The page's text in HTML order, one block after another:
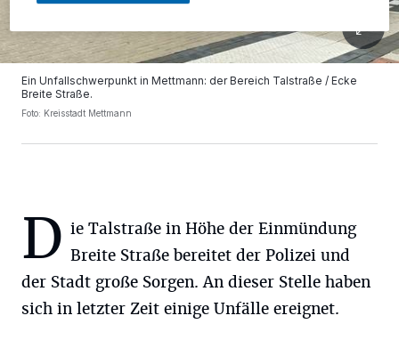
Ein Unfallschwerpunkt in Mettmann: der Bereich Talstraße / Ecke
Breite Straße.
Foto: Kreisstadt Mettmann
D ie Talstraße in Höhe der Einmündung
Breite Straße bereitet der Polizei und
der Stadt große Sorgen. An dieser Stelle haben
sich in letzter Zeit einige Unfälle ereignet.